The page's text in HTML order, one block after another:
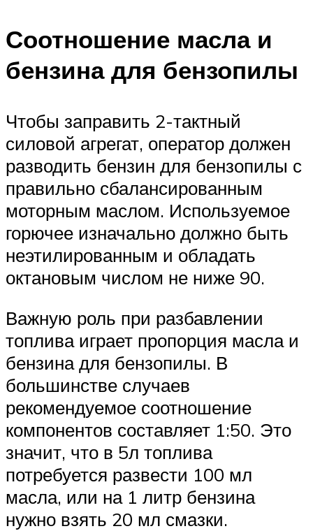
Соотношение масла и
бензина для бензопилы
Чтобы заправить 2-тактный
силовой агрегат, оператор должен
разводить бензин для бензопилы с
правильно сбалансированным
моторным маслом. Используемое
горючее изначально должно быть
неэтилированным и обладать
октановым числом не ниже 90.
Важную роль при разбавлении
топлива играет пропорция масла и
бензина для бензопилы. В
большинстве случаев
рекомендуемое соотношение
компонентов составляет 1:50. Это
значит, что в 5л топлива
потребуется развести 100 мл
масла, или на 1 литр бензина
нужно взять 20 мл смазки.